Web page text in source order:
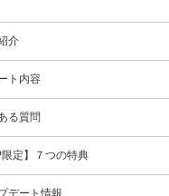
介
ト内容
る質問
限定】７つの特典